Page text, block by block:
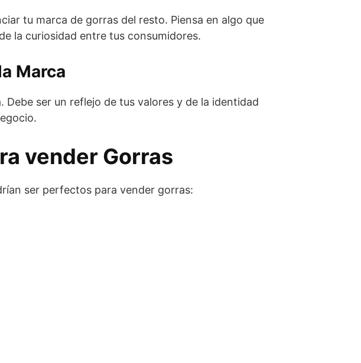
tu marca de gorras del resto. Piensa en algo que
la curiosidad entre tus consumidores.
Marca
ser un reflejo de tus valores y de la identidad
vender Gorras
ser perfectos para vender gorras: